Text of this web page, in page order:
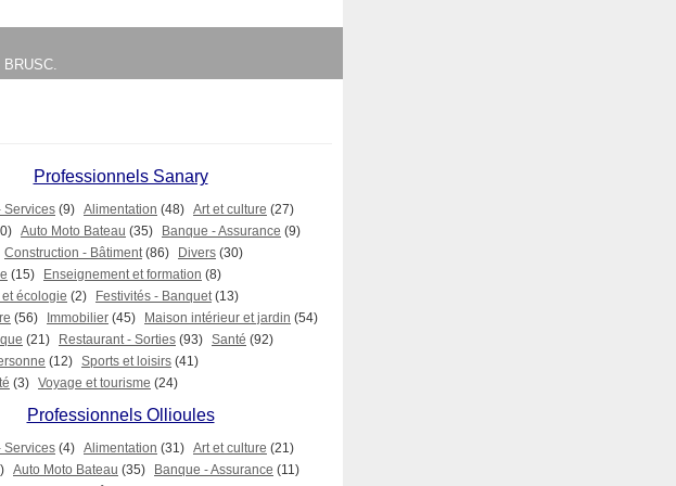
Professionnels Sanary
Services (9) Alimentation (48) Art et culture (27)
Auto Moto Bateau (35) Banque - Assurance (9)
Construction - Bâtiment (86) Divers (30)
(15) Enseignement et formation (8)
écologie (2) Festivités - Banquet (13)
(56) Immobilier (45) Maison intérieur et jardin (54)
(21) Restaurant - Sorties (93) Santé (92)
(12) Sports et loisirs (41)
(3) Voyage et tourisme (24)
Professionnels Ollioules
Services (4) Alimentation (31) Art et culture (21)
Auto Moto Bateau (35) Banque - Assurance (11)